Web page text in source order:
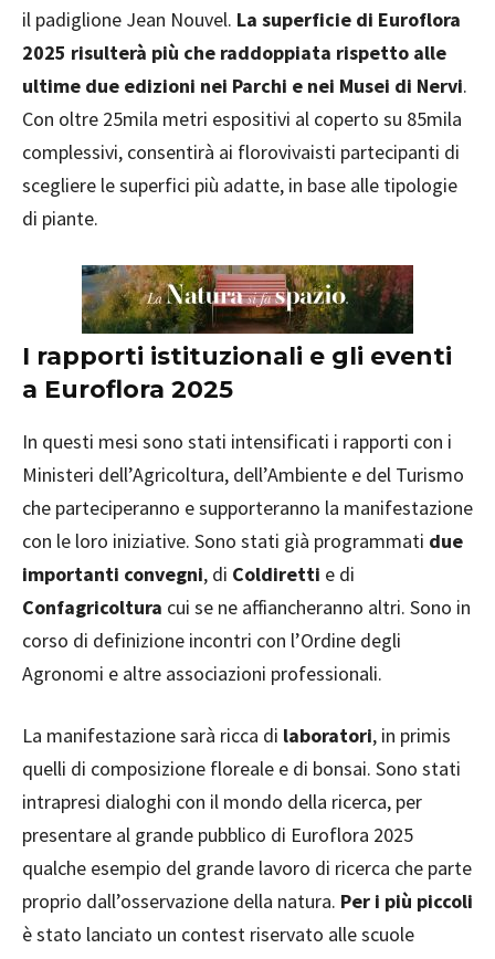
il padiglione Jean Nouvel. La superficie di Euroflora
2025 risulterà più che raddoppiata rispetto alle
ultime due edizioni nei Parchi e nei Musei di Nervi.
Con oltre 25mila metri espositivi al coperto su 85mila
complessivi, consentirà ai florovivaisti partecipanti di
scegliere le superfici più adatte, in base alle tipologie
di piante.
I rapporti istituzionali e gli eventi
a Euroflora 2025
In questi mesi sono stati intensificati i rapporti con i
Ministeri dell’Agricoltura, dell’Ambiente e del Turismo
che parteciperanno e supporteranno la manifestazione
con le loro iniziative. Sono stati già programmati due
importanti convegni, di Coldiretti e di
Confagricoltura cui se ne affiancheranno altri. Sono in
corso di definizione incontri con l’Ordine degli
Agronomi e altre associazioni professionali.
La manifestazione sarà ricca di laboratori, in primis
quelli di composizione floreale e di bonsai. Sono stati
intrapresi dialoghi con il mondo della ricerca, per
presentare al grande pubblico di Euroflora 2025
qualche esempio del grande lavoro di ricerca che parte
proprio dall’osservazione della natura. Per i più piccoli
è stato lanciato un contest riservato alle scuole